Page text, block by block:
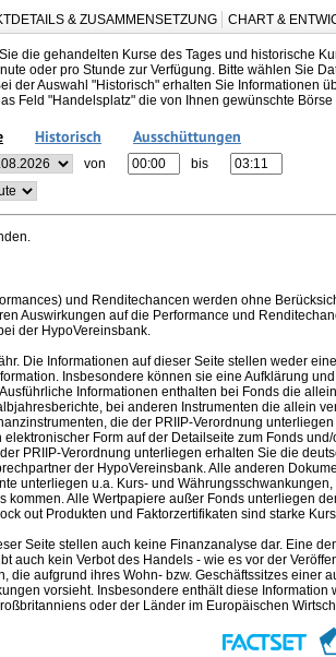
& ZUSAMMENSETZUNG CHART &
die gehandelten Kurse des Tages und historische
oder pro Stunde zur Verfügung. Bitte wählen Sie
der Auswahl "Historisch" erhalten Sie Informationen
Feld "Handelsplatz" die von Ihnen gewünschte Börse
Historisch Ausschüttungen
von
bis
und Renditechancen werden ohne
Auswirkungen auf die Performance und
der HypoVereinsbank.
Die Informationen auf dieser Seite stellen weder
Insbesondere können sie eine Aufklärung
Informationen enthalten bei Fonds die
bei anderen Instrumenten die allein
die der PRIIP-Verordnung
Form auf der Detailseite zum Fonds
PRIIP-Verordnung unterliegen erhalten Sie die
der HypoVereinsbank. Alle anderen
unterliegen u.a. Kurs- und
kommen. Alle Wertpapiere außer Fonds unterliegen
out Produkten und Faktorzertifikaten sind starke
Seite stellen auch keine Finanzanalyse dar. Eine
auch kein Verbot des Handels - wie es vor der
die aufgrund ihres Wohn- bzw. Geschäftssitzes
vorsieht. Insbesondere enthält diese
oder der Länder im Europäischen